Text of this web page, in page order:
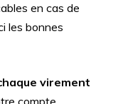
en cas de
les bonnes
virement
compte